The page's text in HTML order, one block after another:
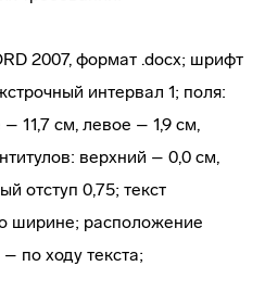
2007, формат .docx; шрифт
интервал 1; поля:
11,7 см, левое – 1,9 см,
верхний – 0,0 см,
отступ 0,75; текст
ширине; расположение
по ходу текста;